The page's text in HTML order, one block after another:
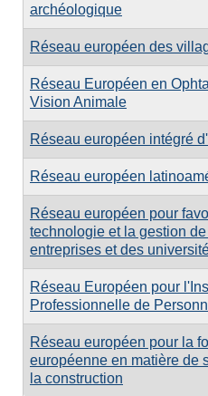
archéologique
Réseau européen des
Réseau Européen en
Vision Animale
Réseau européen intégré
Réseau européen
Réseau européen pour
technologie et la gestion
entreprises et des
Réseau Européen pour
Professionnelle de
Réseau européen pour la
européenne en matière de
la construction